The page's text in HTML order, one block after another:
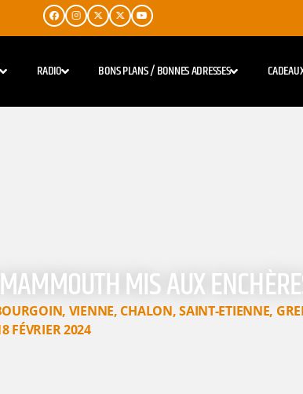
RADIO BONS PLANS / BONNES ADRESSES
MIS AUX
, VIENNE, CHALON,SAINT-ETIENNE,
FÉVRIER 2024